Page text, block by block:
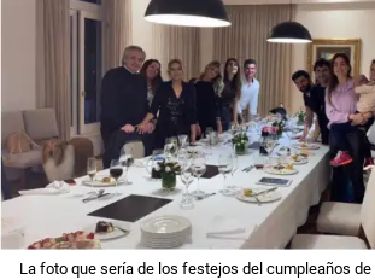
La foto que sería de los festejos del cumpleaños de